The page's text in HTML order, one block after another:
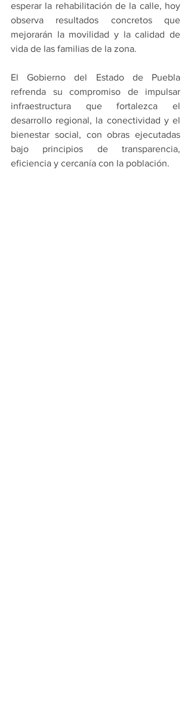
esperar la rehabilitación de la calle, hoy
observa resultados concretos que
mejorarán la movilidad y la calidad de
vida de las familias de la zona.
El Gobierno del Estado de Puebla
refrenda su compromiso de impulsar
infraestructura que fortalezca el
desarrollo regional, la conectividad y el
bienestar social, con obras ejecutadas
bajo principios de transparencia,
eficiencia y cercanía con la población.